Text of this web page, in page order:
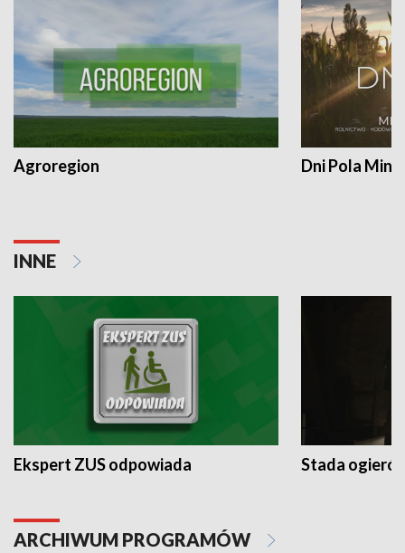
Agroregion Dni Pola
INNE
Ekspert ZUS odpowiada Stada
ARCHIWUM PROGRAMÓW